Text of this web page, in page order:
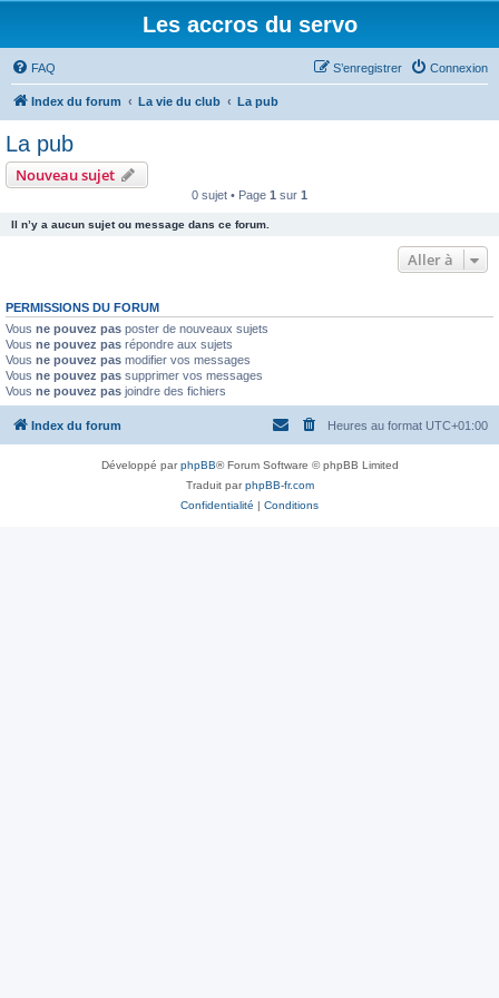
Les accros du servo
FAQ Connexion
S’enregistrer
Index du forum La vie du club La pub
La pub
Nouveau sujet
0 sujet • Page 1 sur 1
Il n’y a aucun sujet ou message dans ce forum.
Aller à
PERMISSIONS DU FORUM
Vous ne pouvez pas poster de nouveaux sujets
Vous ne pouvez pas répondre aux sujets
Vous ne pouvez pas modifier vos messages
Vous ne pouvez pas supprimer vos messages
Vous ne pouvez pas joindre des fichiers
Index du forum Heures au format UTC+01:00
Développé parphpBB® Forum Software © phpBB Limited
Traduit parphpBB-fr.com
Confidentialité | Conditions